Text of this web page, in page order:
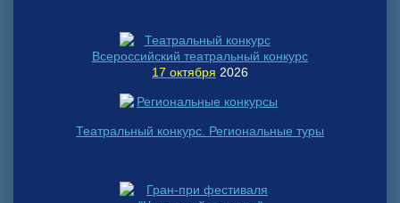
Всероссийский театральный конкурс
17 октября 2026
Театральный конкурс. Региональные туры